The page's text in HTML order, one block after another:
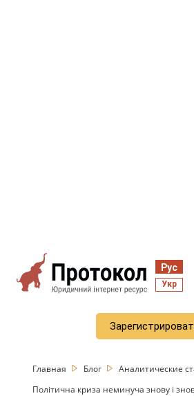
Рус
Укр
Главная Блог Аналитические
Політична криза неминуча знову і